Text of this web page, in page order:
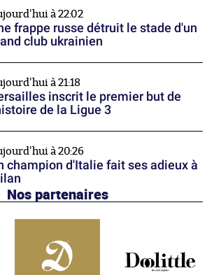
à 22:02
frappe russe détruit le stade d'un
club ukrainien
à 21:18
inscrit le premier but de
de la Ligue 3
à 20:26
champion d'Italie fait ses adieux à
Nos partenaires